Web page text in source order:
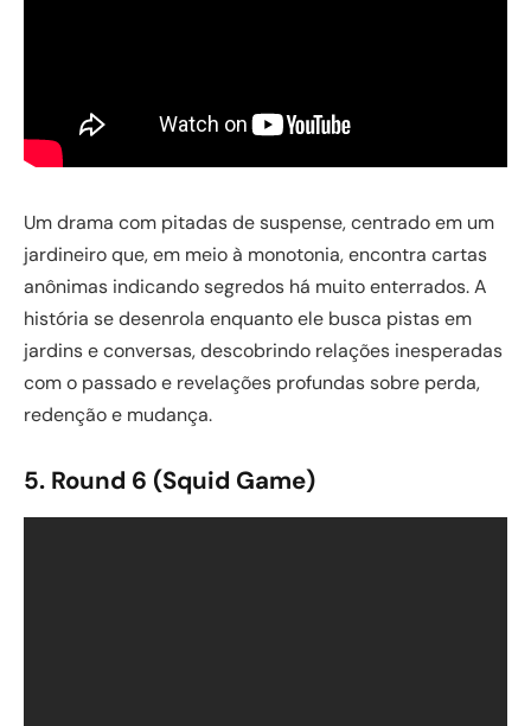
Um drama com pitadas de suspense, centrado em um
jardineiro que, em meio à monotonia, encontra cartas
anônimas indicando segredos há muito enterrados. A
história se desenrola enquanto ele busca pistas em
jardins e conversas, descobrindo relações inesperadas
com o passado e revelações profundas sobre perda,
redenção e mudança.
5. Round 6 (Squid Game)